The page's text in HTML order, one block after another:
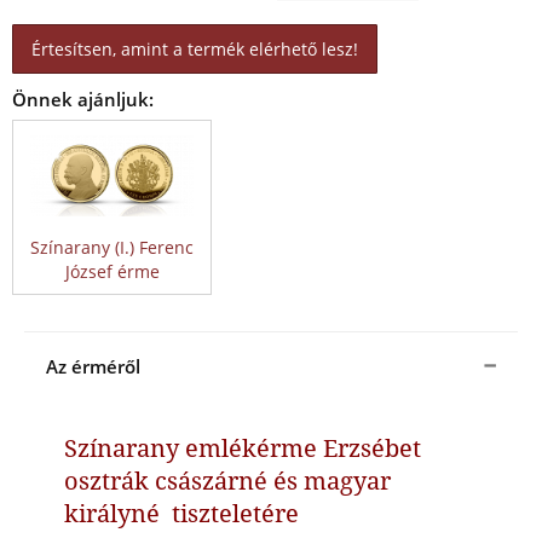
Értesítsen, amint a termék elérhető lesz!
Önnek ajánljuk:
Színarany (I.) Ferenc
József érme
Az érméről
Színarany emlékérme Erzsébet
osztrák császárné és magyar
királyné tiszteletére